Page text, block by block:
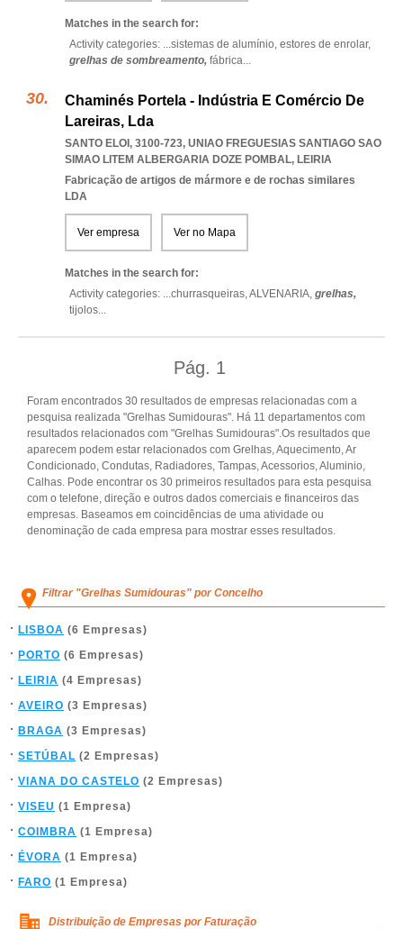
Matches in the search for:
Activity categories: ...sistemas de alumínio, estores de enrolar,
grelhas de sombreamento, fábrica...
Chaminés Portela - Indústria E Comércio De
Lareiras, Lda
SANTO ELOI, 3100-723, UNIAO FREGUESIAS SANTIAGO SAO
SIMAO LITEM ALBERGARIA DOZE POMBAL, LEIRIA
Fabricação de artigos de mármore e de rochas similares
LDA
Ver empresa Ver no Mapa
Matches in the search for:
Activity categories: ...churrasqueiras,ALVENARIA, grelhas,
tijolos...
Pág. 1
Foram encontrados 30 resultados de empresas relacionadas com a
pesquisa realizada "Grelhas Sumidouras". Há 11 departamentos com
resultados relacionados com "Grelhas Sumidouras".Os resultados que
aparecem podem estar relacionados com Grelhas, Aquecimento, Ar
Condicionado, Condutas, Radiadores, Tampas, Acessorios, Aluminio,
Calhas. Pode encontrar os 30 primeiros resultados para esta pesquisa
com o telefone, direção e outros dados comerciais e financeiros das
empresas. Baseamos em coincidências de uma atividade ou
denominação de cada empresa para mostrar esses resultados.
Filtrar "Grelhas Sumidouras" por Concelho
LISBOA (6 Empresas)
PORTO (6 Empresas)
LEIRIA (4 Empresas)
AVEIRO (3 Empresas)
BRAGA (3 Empresas)
SETÚBAL (2 Empresas)
VIANA DO CASTELO (2 Empresas)
VISEU (1 Empresa)
COIMBRA (1 Empresa)
ÉVORA (1 Empresa)
FARO (1 Empresa)
Distribuição de Empresas por Faturação